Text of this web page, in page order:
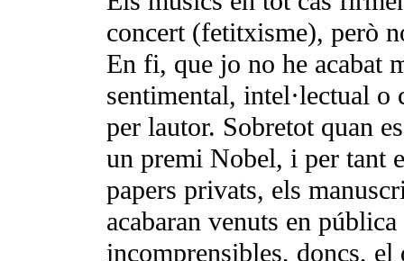
concert (fetitxisme), però
En fi, que jo no he acabat
sentimental, intel·lectual
per lautor. Sobretot quan
un premi Nobel, i per tant
papers privats, els
acabaran venuts en
incomprensibles, doncs,